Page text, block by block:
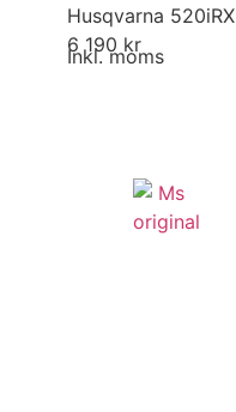
Husqvarna 520iRX
6 190 kr
Inkl. moms